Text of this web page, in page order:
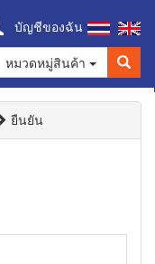
บัญชีของฉัน
หมวดหมู่สินค้า
ยืนยัน